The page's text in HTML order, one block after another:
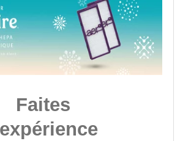
Faites